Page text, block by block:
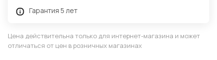
Гарантия 5 лет
Цена действительна только для интернет-магазина и может
отличаться от цен в розничных магазинах